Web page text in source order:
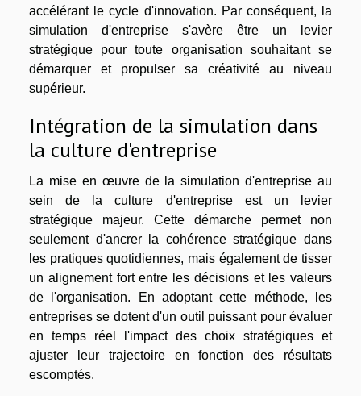
accélérant le cycle d'innovation. Par conséquent, la
simulation d'entreprise s'avère être un levier
stratégique pour toute organisation souhaitant se
démarquer et propulser sa créativité au niveau
supérieur.
Intégration de la simulation dans
la culture d'entreprise
La mise en œuvre de la simulation d'entreprise au
sein de la culture d'entreprise est un levier
stratégique majeur. Cette démarche permet non
seulement d'ancrer la cohérence stratégique dans
les pratiques quotidiennes, mais également de tisser
un alignement fort entre les décisions et les valeurs
de l'organisation. En adoptant cette méthode, les
entreprises se dotent d'un outil puissant pour évaluer
en temps réel l'impact des choix stratégiques et
ajuster leur trajectoire en fonction des résultats
escomptés.